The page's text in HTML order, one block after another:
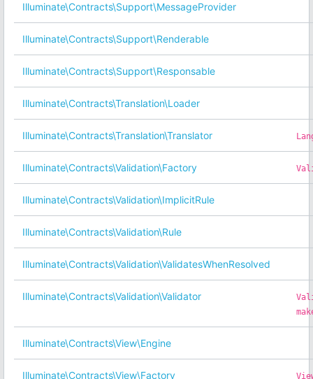
Illuminate\Contracts\Support\MessageProvider
Illuminate\Contracts\Support\Renderable
Illuminate\Contracts\Support\Responsable
Illuminate\Contracts\Translation\Loader
Illuminate\Contracts\Translation\Translator
Illuminate\Contracts\Validation\Factory
Illuminate\Contracts\Validation\ImplicitRule
Illuminate\Contracts\Validation\Rule
Illuminate\Contracts\Validation\ValidatesWhenResolved
Illuminate\Contracts\Validation\Validator
Illuminate\Contracts\View\Engine
Illuminate\Contracts\View\Factory